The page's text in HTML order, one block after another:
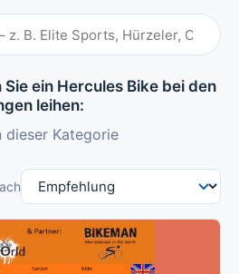
ein Hercules Bike bei den
leihen:
dieser Kategorie